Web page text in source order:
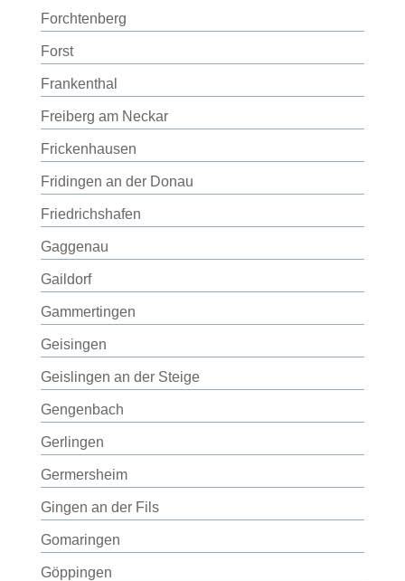
Forchtenberg
Forst
Frankenthal
Freiberg am Neckar
Frickenhausen
Fridingen an der Donau
Friedrichshafen
Gaggenau
Gaildorf
Gammertingen
Geisingen
Geislingen an der Steige
Gengenbach
Gerlingen
Germersheim
Gingen an der Fils
Gomaringen
Göppingen